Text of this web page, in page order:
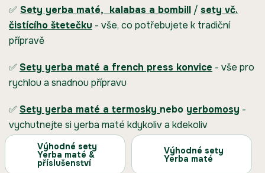
✅ Sety yerba maté, kalabas a bombill / sety vč.
čistícího štetečku - vše, co potřebujete k tradiční
přípravě
✅ Sety yerba maté a french press konvice - vše pro
rychlou a snadnou přípravu
✅ Sety yerba maté a termosky nebo yerbomosy -
vychutnejte si yerba maté kdykoliv a kdekoliv
Výhodné sety
Yerba maté &
příslušenství
Výhodné sety
Yerba maté